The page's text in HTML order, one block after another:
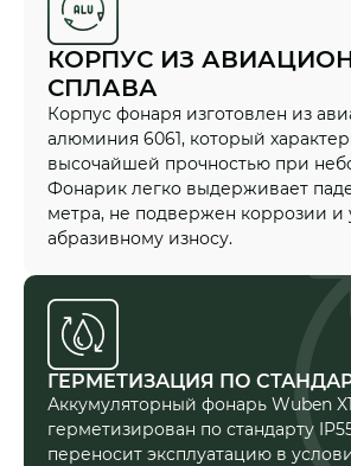
КОРПУС ИЗ
СПЛАВА
Корпус фонаря изготовлен из
алюминия 6061, который
высочайшей прочностью при
Фонарик легко выдерживает
метра, не подвержен коррозии и
абразивному износу.
ГЕРМЕТИЗАЦИЯ ПО
Аккумуляторный фонарь Wuben X1
герметизирован по стандарту
переносит эксплуатацию в